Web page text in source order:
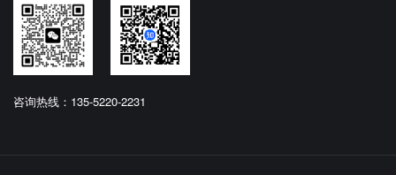
咨询热线：135-5220-2231